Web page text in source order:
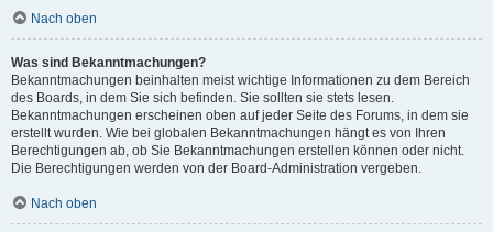
Nach oben
Was sind Bekanntmachungen?
Bekanntmachungen beinhalten meist wichtige Informationen zu dem Bereich
des Boards, in dem Sie sich befinden. Sie sollten sie stets lesen.
Bekanntmachungen erscheinen oben auf jeder Seite des Forums, in dem sie
erstellt wurden. Wie bei globalen Bekanntmachungen hängt es von Ihren
Berechtigungen ab, ob Sie Bekanntmachungen erstellen können oder nicht.
Die Berechtigungen werden von der Board-Administration vergeben.
Nach oben